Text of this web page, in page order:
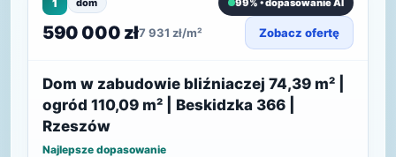
1 dom 99% • dopasowanie AI
590 000 zł7 931 zł/m² Zobacz ofertę
Dom w zabudowie bliźniaczej 74,39 m² |
ogród 110,09 m² | Beskidzka 366 |
Rzeszów
Najlepsze dopasowanie